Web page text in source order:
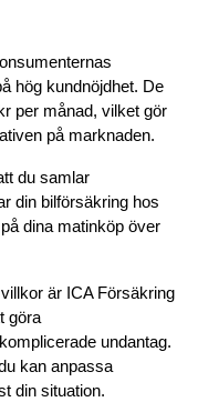
hög kundnöjdhet. De
per månad, vilket gör
på marknaden.
du samlar
din bilförsäkring hos
dina matinköp över
är ICA Försäkring
göra
undantag.
kan anpassa
din situation.